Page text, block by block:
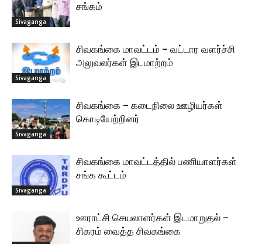
Sivaganga
சங்கம்
Sivaganga
சிவகங்கை மாவட்டம் – வட்டார வளர்ச்சி
அலுவலர்கள் இடமாற்றம்
Sivaganga
சிவகங்கை – கடைநிலை ஊழியர்கள்
கொடியேற்றினர்
Sivaganga
சிவகங்கை மாவட்டத்தில் பணியாளர்கள்
சங்க கூட்டம்
ஊராட்சி செயலாளர்கள் இடமாறுதல் –
சிகரம் வைத்த சிவகங்கை